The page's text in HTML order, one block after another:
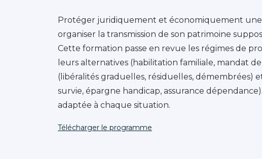
Protéger juridiquement et économiquement
organiser la transmission de son patrimoine
Cette formation passe en revue les régimes de
leurs alternatives (habilitation familiale, mandat
(libéralités graduelles, résiduelles, démembrées)
survie, épargne handicap, assurance
adaptée à chaque situation.
Télécharger le programme